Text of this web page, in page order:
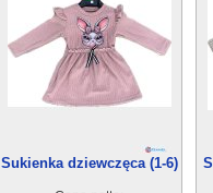
Sukienka dziewczęca (1-6)